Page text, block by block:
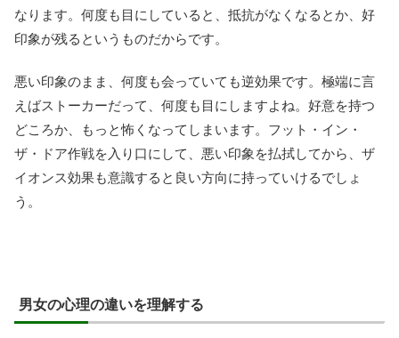
なります。何度も目にしていると、抵抗がなくなるとか、好
印象が残るというものだからです。
悪い印象のまま、何度も会っていても逆効果です。極端に言
えばストーカーだって、何度も目にしますよね。好意を持つ
どころか、もっと怖くなってしまいます。フット・イン・
ザ・ドア作戦を入り口にして、悪い印象を払拭してから、ザ
イオンス効果も意識すると良い方向に持っていけるでしょ
う。
男女の心理の違いを理解する